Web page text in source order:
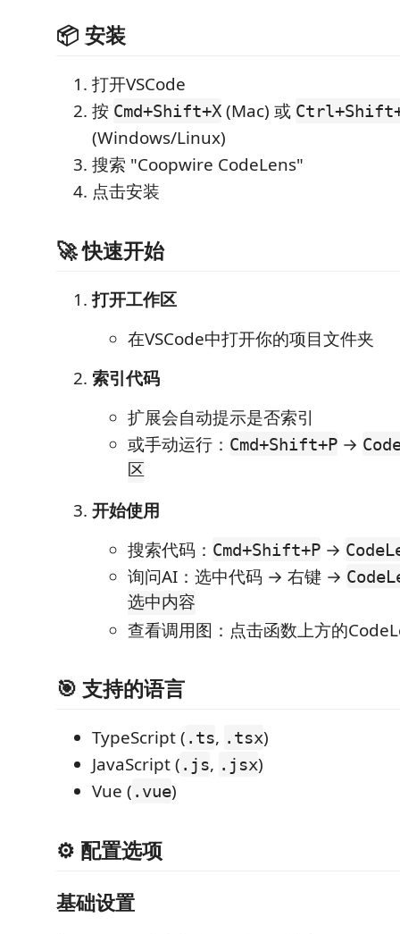
📦 安装
打开VSCode
按 Cmd+Shift+X (Mac) 或
(Windows/Linux)
搜索 "Coopwire CodeLens"
点击安装
🚀 快速开始
打开工作区
在VSCode中打开你的项目文件夹
索引代码
扩展会自动提示是否索引
或手动运行： Cmd+Shift+P →
区
开始使用
搜索代码： Cmd+Shift+P →
询问AI：选中代码 → 右键 →
选中内容
查看调用图：点击函数上方的
🎯 支持的语言
TypeScript ( .ts, .tsx)
JavaScript ( .js, .jsx)
Vue ( .vue)
⚙️ 配置选项
基础设置